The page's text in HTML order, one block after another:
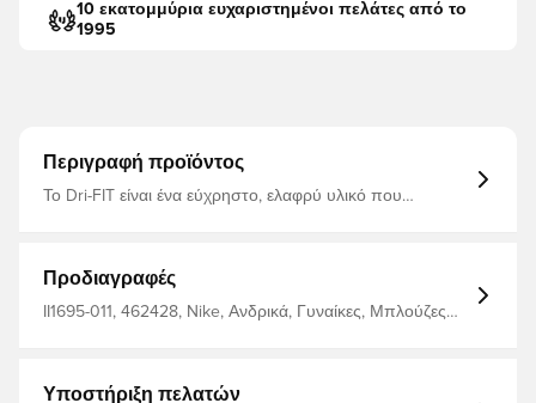
10 εκατομμύρια ευχαριστημένοι πελάτες από το
1995
Περιγραφή προϊόντος
Το Dri-FIT είναι ένα εύχρηστο, ελαφρύ υλικό που
χρησιμοποιούν οι παίκτες - Κανονική εφαρμογή
Κατασκευασμένο από 100% πολυεστέρα.
Προδιαγραφές
II1695-011, 462428, Nike, Ανδρικά, Γυναίκες, Μπλούζες
Υποστήριξη πελατών